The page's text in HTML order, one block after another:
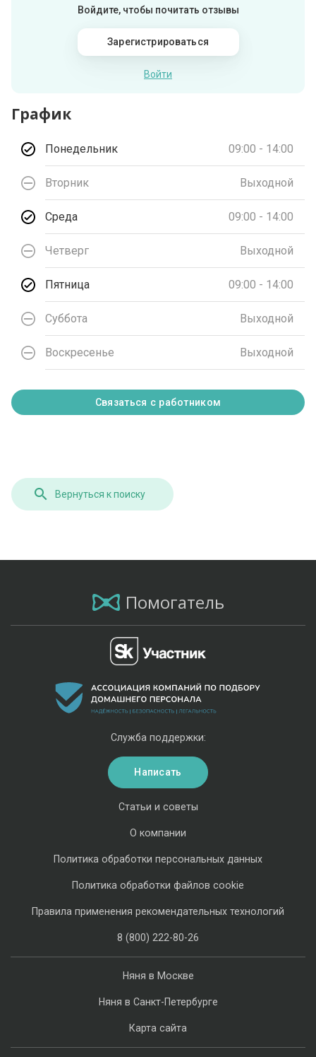
Войдите, чтобы почитать отзывы
Зарегистрироваться
Войти
График
Понедельник 09:00 - 14:00
Вторник Выходной
Среда 09:00 - 14:00
Четверг Выходной
Пятница 09:00 - 14:00
Суббота Выходной
Воскресенье Выходной
Связаться с работником
Вернуться к поиску
Помогатель
Няня в Москве
Няня в Санкт-Петербурге
Карта сайта
Статьи и советы
О компании
Политика обработки персональных данных
Политика обработки файлов cookie
Правила применения рекомендательных технологий
8 (800) 222-80-26
Служба поддержки:
Написать